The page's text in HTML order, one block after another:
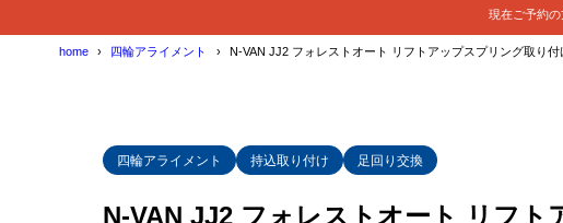
現在ご予約
home 四輪アライメント N-VAN JJ2 フォレストオート リフトアップスプリング取り付
四輪アライメント 持込取り付け 足回り交換
N-VAN JJ2 フォレストオート リフト